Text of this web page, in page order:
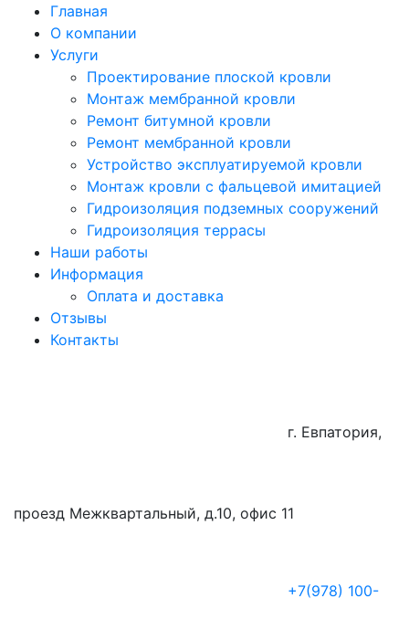
Главная
О компании
Услуги
Проектирование плоской кровли
Монтаж мембранной кровли
Ремонт битумной кровли
Ремонт мембранной кровли
Устройство эксплуатируемой кровли
Монтаж кровли с фальцевой имитацией
Гидроизоляция подземных сооружений
Гидроизоляция террасы
Наши работы
Информация
Оплата и доставка
Отзывы
Контакты
г. Евпатория,
проезд Межквартальный, д.10, офис 11
+7(978) 100-